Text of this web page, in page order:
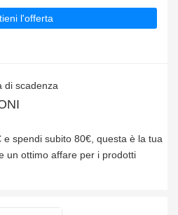
l'offerta
di scadenza
spendi subito 80€, questa è la tua
un ottimo affare per i prodotti